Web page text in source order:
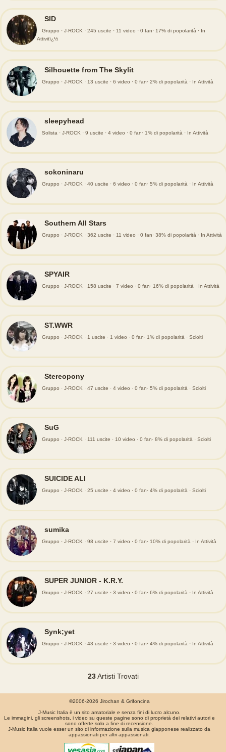
SID
Gruppo · J-ROCK · 245 uscite · 11 video · 0 fan· 17% di popolarità · In
Attivitï¿½
Silhouette from The Skylit
Gruppo · J-ROCK · 13 uscite · 6 video · 0 fan· 2% di popolarità · In Attività
sleepyhead
Solista · J-ROCK · 9 uscite · 4 video · 0 fan· 1% di popolarità · In Attività
sokoninaru
Gruppo · J-ROCK · 40 uscite · 6 video · 0 fan· 5% di popolarità · In Attività
Southern All Stars
Gruppo · J-ROCK · 362 uscite · 11 video · 0 fan· 38% di popolarità · In Attività
SPYAIR
Gruppo · J-ROCK · 158 uscite · 7 video · 0 fan· 16% di popolarità · In Attività
ST.WWR
Gruppo · J-ROCK · 1 uscite · 1 video · 0 fan· 1% di popolarità · Sciolti
Stereopony
Gruppo · J-ROCK · 47 uscite · 4 video · 0 fan· 5% di popolarità · Sciolti
SuG
Gruppo · J-ROCK · 111 uscite · 10 video · 0 fan· 8% di popolarità · Sciolti
SUICIDE ALI
Gruppo · J-ROCK · 25 uscite · 4 video · 0 fan· 4% di popolarità · Sciolti
sumika
Gruppo · J-ROCK · 98 uscite · 7 video · 0 fan· 10% di popolarità · In Attività
SUPER JUNIOR - K.R.Y.
Gruppo · J-ROCK · 27 uscite · 3 video · 0 fan· 6% di popolarità · In Attività
Synk;yet
Gruppo · J-ROCK · 43 uscite · 3 video · 0 fan· 4% di popolarità · In Attività
23Artisti Trovati
©2006-2026 Jirochan & Grifoncina
J-Music Italia è un sito amatoriale e senza fini di lucro alcuno.
Le immagini, gli screenshots, i video su queste pagine sono di proprietà dei relativi autori e
sono offerte solo a fine di recensione.
J-Music Italia vuole esser un sito di informazione sulla musica giapponese realizzato da
appassionati per altri appassionati.